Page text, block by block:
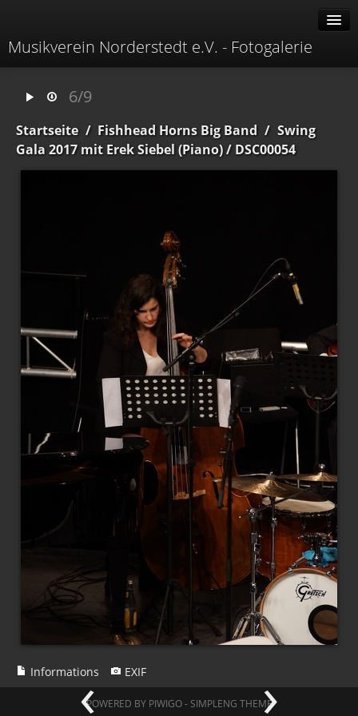
Musikverein Norderstedt e.V. - Fotogalerie
Menü
Identifikation
6/9
Startseite / Fishhead Horns Big Band / Swing
Gala 2017 mit Erek Siebel (Piano)/ DSC00054
‹ ›
Informations EXIF
POWERED BY PIWIGO- SIMPLENG THEME